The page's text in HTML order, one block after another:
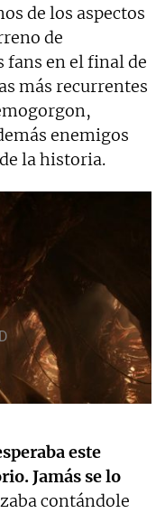
de los aspectos
de
fans en el final de
más recurrentes
enemigos
la historia.
este
Jamás se lo
contándole